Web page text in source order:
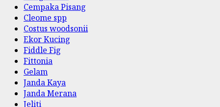
Cempaka Pisang
Cleome spp
Costus woodsonii
Ekor Kucing
Fiddle Fig
Fittonia
Gelam
Janda Kaya
Janda Merana
Jeliti